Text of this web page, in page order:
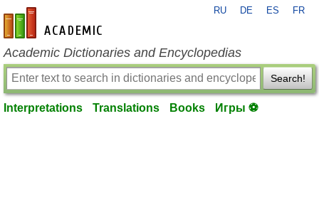
en-academic.com
RU DE ES FR
Academic Dictionaries and Encyclopedias
Search!
Interpretations Translations Books Игры ⚽